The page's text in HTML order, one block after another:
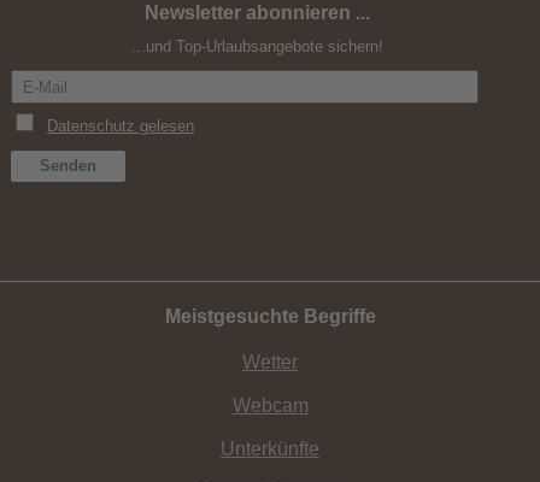
Newsletter abonnieren ...
...und Top-Urlaubsangebote sichern!
Meistgesuchte Begriffe
Wetter
Webcam
Unterkünfte